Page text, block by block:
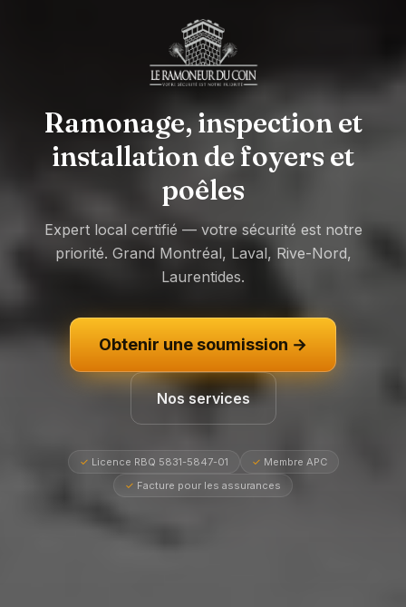
Ramonage, inspection et
installation de foyers et
poêles
Expert local certifié — votre sécurité est notre
priorité. Grand Montréal, Laval, Rive-Nord,
Laurentides.
Obtenir une soumission →
Nos services
✓ Licence RBQ 5831-5847-01 ✓ Membre APC
✓ Facture pour les assurances